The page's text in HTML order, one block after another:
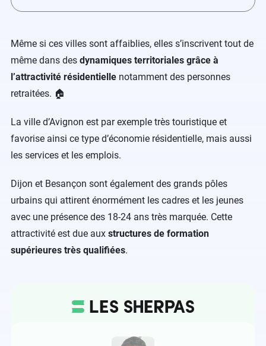
Même si ces villes sont affaiblies, elles s’inscrivent tout de
même dans des dynamiques territoriales grâce à
l’attractivité résidentielle notamment des personnes
retraitées. 🏠
La ville d’Avignon est par exemple très touristique et
favorise ainsi ce type d’économie résidentielle, mais aussi
les services et les emplois.
Dijon et Besançon sont également des grands pôles
urbains qui attirent énormément les cadres et les jeunes
avec une présence des 18-24 ans très marquée. Cette
attractivité est due aux structures de formation
supérieures très qualifiées.